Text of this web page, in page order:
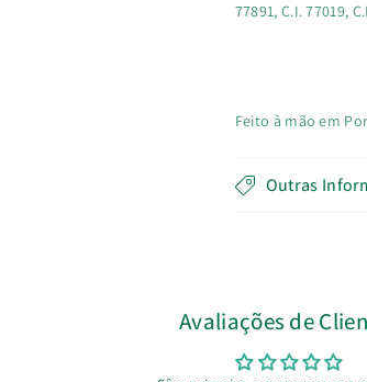
77891, C.I. 77019,
Feito à mão em
Outras
Avaliações de